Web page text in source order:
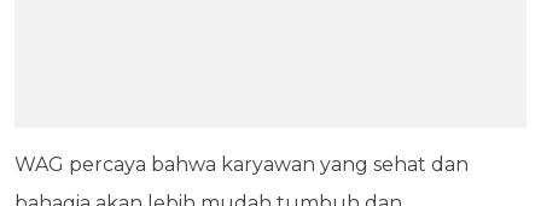
WAG percaya bahwa karyawan yang sehat dan